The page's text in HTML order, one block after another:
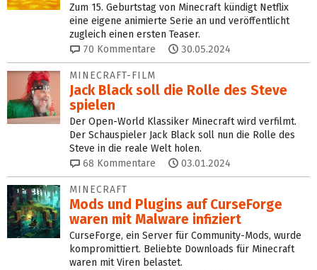
Zum 15. Geburtstag von Minecraft kündigt Netflix
eine eigene animierte Serie an und veröffentlicht
zugleich einen ersten Teaser.
70 Kommentare 30.05.2024
MINECRAFT-FILM
Jack Black soll die Rolle des Steve
spielen
Der Open-World Klassiker Minecraft wird verfilmt.
Der Schauspieler Jack Black soll nun die Rolle des
Steve in die reale Welt holen.
68 Kommentare 03.01.2024
MINECRAFT
Mods und Plugins auf CurseForge
waren mit Malware infiziert
CurseForge, ein Server für Community-Mods, wurde
kompromittiert. Beliebte Downloads für Minecraft
waren mit Viren belastet.